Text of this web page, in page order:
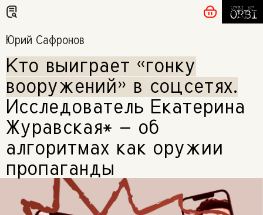
Юрий Сафронов
Кто выиграет «гонку
вооружений» в соцсетях.
Исследователь Екатерина
Журавская* — об
алгоритмах как оружии
пропаганды